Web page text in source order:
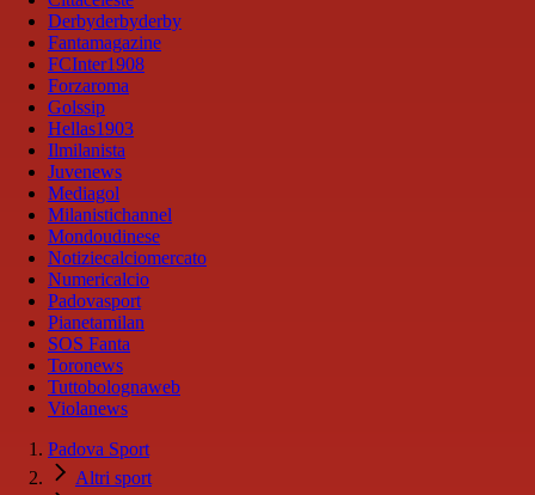
Derbyderbyderby
Fantamagazine
FCInter1908
Forzaroma
Golssip
Hellas1903
Ilmilanista
Juvenews
Mediagol
Milanistichannel
Mondoudinese
Notiziecalciomercato
Numericalcio
Padovasport
Pianetamilan
SOS Fanta
Toronews
Tuttobolognaweb
Violanews
Padova Sport
Altri sport